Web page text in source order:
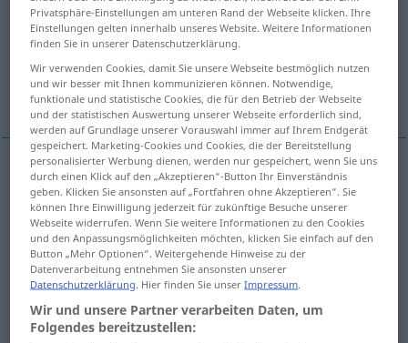
Übersicht aller Übersetzungen
(Für mehr Details die Übersetzung anklicken/antippen)
vin vignes
m Wein Getränk
vigne(s)f(pl) Wein(≈ Weinreben)
Privatsphäre-Einstellungen am unteren Rand der Webseite klicken. Ihre
Einstellungen gelten innerhalb unseres Website. Weitere Informationen
finden Sie in unserer Datenschutzerklärung.
Wir verwenden Cookies, damit Sie unsere Webseite bestmöglich nutzen
und wir besser mit Ihnen kommunizieren können. Notwendige,
funktionale und statistische Cookies, die für den Betrieb der Webseite
und der statistischen Auswertung unserer Webseite erforderlich sind,
werden auf Grundlage unserer Vorauswahl immer auf Ihrem Endgerät
gespeichert. Marketing-Cookies und Cookies, die der Bereitstellung
personalisierter Werbung dienen, werden nur gespeichert, wenn Sie uns
durch einen Klick auf den „Akzeptieren“-Button Ihr Einverständnis
geben. Klicken Sie ansonsten auf „Fortfahren ohne Akzeptieren“. Sie
können Ihre Einwilligung jederzeit für zukünftige Besuche unserer
Webseite widerrufen. Wenn Sie weitere Informationen zu den Cookies
und den Anpassungsmöglichkeiten möchten, klicken Sie einfach auf den
Button „Mehr Optionen“. Weitergehende Hinweise zu der
Datenverarbeitung entnehmen Sie ansonsten unserer
Datenschutzerklärung. Hier finden Sie unserImpressum.
Wir und unsere Partner verarbeiten Daten, um
Folgendes bereitzustellen: